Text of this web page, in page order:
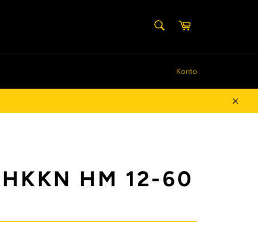
Indkøbskurv
Konto
Luk
HKKN HM 12-60